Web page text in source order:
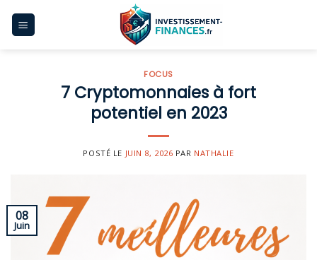
FOCUS
7 Cryptomonnaies à fort
potentiel en 2023
POSTÉ LE JUIN 8, 2026 PAR NATHALIE
08
Juin